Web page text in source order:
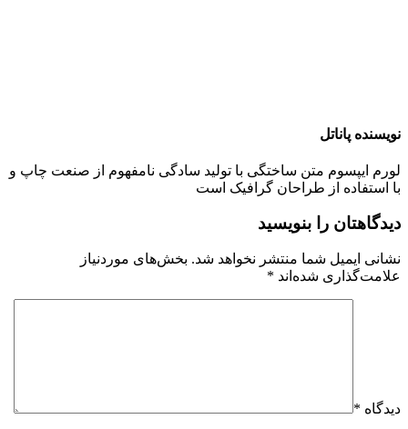
نویسنده پاناتل
لورم ایپسوم متن ساختگی با تولید سادگی نامفهوم از صنعت چاپ و
با استفاده از طراحان گرافیک است
دیدگاهتان را بنویسید
نشانی ایمیل شما منتشر نخواهد شد. بخش‌های موردنیاز
علامت‌گذاری شده‌اند *
دیدگاه *